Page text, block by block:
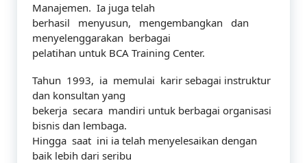
Manajemen. Ia juga telah
berhasil menyusun, mengembangkan dan
menyelenggarakan berbagai
pelatihan untuk BCA Training Center.
Tahun 1993, ia memulai karir sebagai instruktur
dan konsultan yang
bekerja secara mandiri untuk berbagai organisasi
bisnis dan lembaga.
Hingga saat ini ia telah menyelesaikan dengan
baik lebih dari seribu